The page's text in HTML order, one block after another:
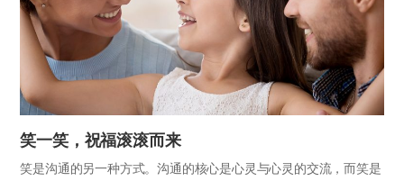
笑一笑，祝福滚滚而来
笑是沟通的另一种方式。沟通的核心是心灵与心灵的交流，而笑是